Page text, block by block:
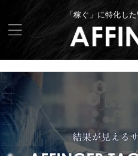
「稼ぐ」に特化し